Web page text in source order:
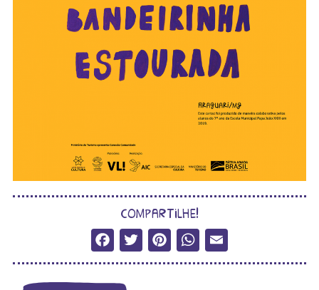
compartilhe!
Facebook
Twitter
Pinterest
WhatsApp